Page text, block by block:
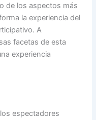
de los aspectos más
la experiencia del
A
facetas de esta
experiencia
espectadores